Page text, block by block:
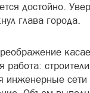
достойно.
глава города.
работа:
инженерные